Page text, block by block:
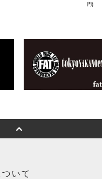
円)
いて